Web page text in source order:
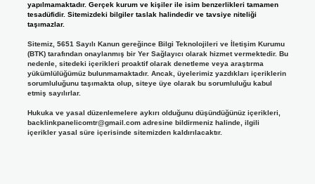
yapılmamaktadır. Gerçek kurum ve kişiler ile isim benzerlikleri tamamen
tesadüfidir. Sitemizdeki bilgiler taslak halindedir ve tavsiye niteliği
taşımazlar.
Sitemiz, 5651 Sayılı Kanun gereğince Bilgi Teknolojileri ve İletişim Kurumu
(BTK) tarafından onaylanmış bir Yer Sağlayıcı olarak hizmet vermektedir. Bu
nedenle, sitedeki içerikleri proaktif olarak denetleme veya araştırma
yükümlülüğümüz bulunmamaktadır. Ancak, üyelerimiz yazdıkları içeriklerin
sorumluluğunu taşımakta olup, siteye üye olarak bu sorumluluğu kabul
etmiş sayılırlar.
Hukuka ve yasal düzenlemelere aykırı olduğunu düşündüğünüz içerikleri,
backlinkpanelicomtr@gmail.comadresine bildirmeniz halinde, ilgili
içerikler yasal süre içerisinde sitemizden kaldırılacaktır.